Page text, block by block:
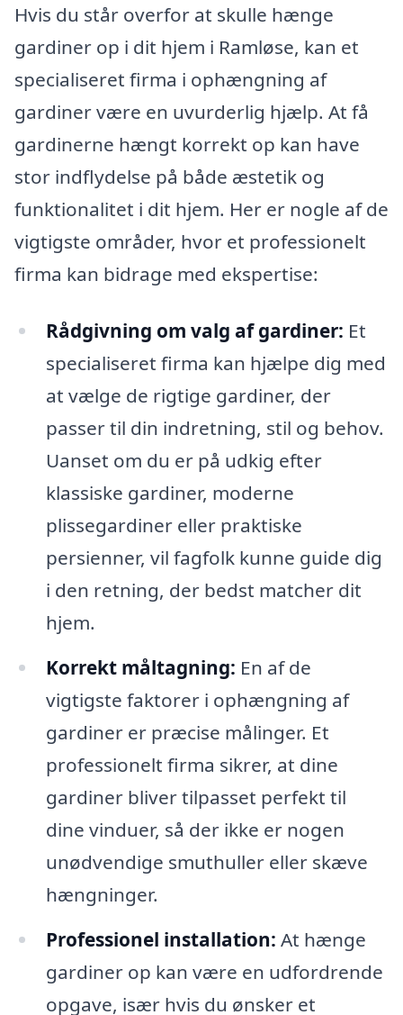
Hvis du står overfor at skulle hænge
gardiner op i dit hjem i Ramløse, kan et
specialiseret firma i ophængning af
gardiner være en uvurderlig hjælp. At få
gardinerne hængt korrekt op kan have
stor indflydelse på både æstetik og
funktionalitet i dit hjem. Her er nogle af de
vigtigste områder, hvor et professionelt
firma kan bidrage med ekspertise:
Rådgivning om valg af gardiner: Et
specialiseret firma kan hjælpe dig med
at vælge de rigtige gardiner, der
passer til din indretning, stil og behov.
Uanset om du er på udkig efter
klassiske gardiner, moderne
plissegardiner eller praktiske
persienner, vil fagfolk kunne guide dig
i den retning, der bedst matcher dit
hjem.
Korrekt måltagning: En af de
vigtigste faktorer i ophængning af
gardiner er præcise målinger. Et
professionelt firma sikrer, at dine
gardiner bliver tilpasset perfekt til
dine vinduer, så der ikke er nogen
unødvendige smuthuller eller skæve
hængninger.
Professionel installation: At hænge
gardiner op kan være en udfordrende
opgave, især hvis du ønsker et